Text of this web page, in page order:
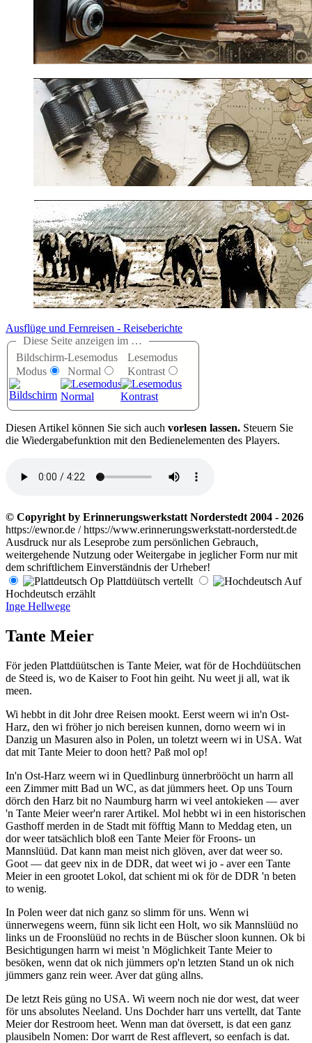
Ausflüge und Fernreisen - Reiseberichte
Diese Seite anzeigen im …
Bildschirm-
Modus
Lesemodus
Normal
Lesemodus
Kontrast
Diesen Artikel können Sie sich auch vorlesen lassen. Steuern Sie
die Wiedergabefunktion mit den Bedienelementen des Players.
© Copyright by Erinnerungswerkstatt Norderstedt 2004 - 2026
https://ewnor.de / https://www.erinnerungswerkstatt-norderstedt.de
Ausdruck nur als Leseprobe zum persönlichen Gebrauch,
weitergehende Nutzung oder Weitergabe in jeglicher Form nur mit
dem schriftlichem Einverständnis der Urheber!
Op Plattdüütsch vertellt
Auf
Hochdeutsch erzählt
Inge Hellwege
Tante Meier
För jeden Plattdüütschen is Tante Meier, wat för de Hochdüütschen
de Steed is, wo de Kaiser to Foot hin geiht. Nu weet ji all, wat ik
meen.
Wi hebbt in dit Johr dree Reisen mookt. Eerst weern wi in'n Ost-
Harz, den wi fröher jo nich bereisen kunnen, dorno weern wi in
Danzig un Masuren also in Polen, un toletzt weern wi in USA. Wat
dat mit Tante Meier to doon hett? Paß mol op!
In'n Ost-Harz weern wi in Quedlinburg ünnerbrööcht un harrn all
een Zimmer mitt Bad un WC, as dat jümmers heet. Op uns Tourn
dörch den Harz bit no Naumburg harrn wi veel antokieken — aver
'n Tante Meier weer'n rarer Artikel. Mol hebbt wi in een historischen
Gasthoff merden in de Stadt mit föfftig Mann to Meddag eten, un
dor weer tatsächlich bloß een Tante Meier för Froons- un
Mannslüüd. Dat kann man meist nich glöven, aver dat weer so.
Goot — dat geev nix in de DDR, dat weet wi jo - aver een Tante
Meier in een grootet Lokol, dat schient mi ok för de DDR 'n beten
to wenig.
In Polen weer dat nich ganz so slimm för uns. Wenn wi
ünnerwegens weern, fünn sik licht een Holt, wo sik Mannslüüd no
links un de Froonslüüd no rechts in de Büscher sloon kunnen. Ok bi
Besichtigungen harrn wi meist 'n Möglichkeit Tante Meier to
besöken, wenn dat ok nich jümmers op'n letzten Stand un ok nich
jümmers ganz rein weer. Aver dat güng allns.
De letzt Reis güng no USA. Wi weern noch nie dor west, dat weer
för uns absolutes Neeland. Uns Dochder harr uns vertellt, dat Tante
Meier dor Restroom heet. Wenn man dat översett, is dat een ganz
plausibeln Nomen: Dor warrt de Rest afflevert, so eenfach is dat.